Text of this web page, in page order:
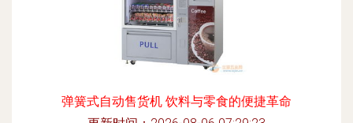
弹簧式自动售货机 饮料与零食的便捷革命